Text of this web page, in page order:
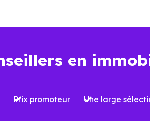
en
Prix promoteur Une large